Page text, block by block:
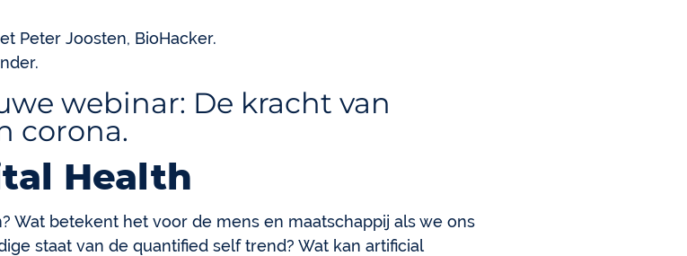
Peter Joosten, BioHacker.
webinar: De kracht van
corona.
Health
Wat betekent het voor de mens en maatschappij als we ons
staat van de quantified self trend? Wat kan artificial